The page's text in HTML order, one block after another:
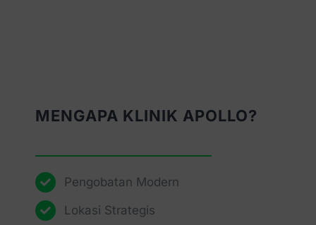
MENGAPA KLINIK APOLLO?
Pengobatan Modern
Lokasi Strategis